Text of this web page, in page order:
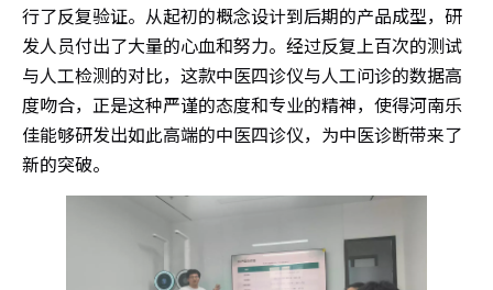
行了反复验证。从起初的概念设计到后期的产品成型，研
发人员付出了大量的心血和努力。经过反复上百次的测试
与人工检测的对比，这款中医四诊仪与人工问诊的数据高
度吻合，正是这种严谨的态度和专业的精神，使得河南乐
佳能够研发出如此高端的中医四诊仪，为中医诊断带来了
新的突破。